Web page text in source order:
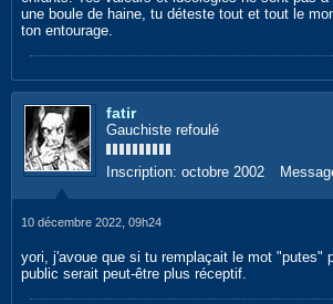
une boule de haine, tu déteste tout et tout le
ton entourage.
fatir
Gauchiste refoulé
Inscription: octobre 2002
10 décembre 2022, 09h24
yori, j'avoue que si tu remplaçait le mot "putes"
public serait peut-être plus réceptif.